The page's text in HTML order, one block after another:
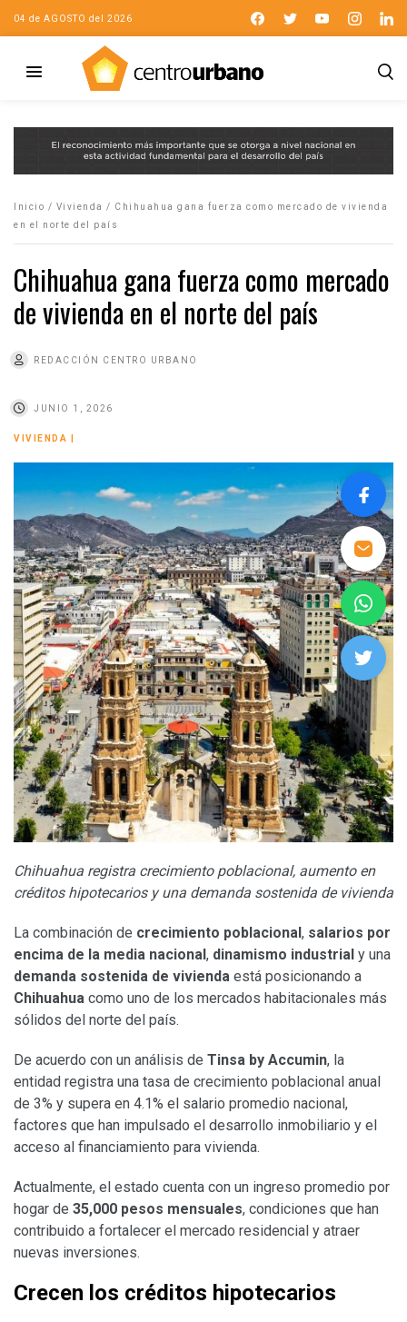
04 de AGOSTO del 2026
Inicio / Vivienda / Chihuahua gana fuerza como mercado de vivienda
en el norte del país
Chihuahua gana fuerza como mercado
de vivienda en el norte del país
REDACCIÓN CENTRO URBANO
JUNIO 1, 2026
VIVIENDA
Chihuahua registra crecimiento poblacional, aumento en
créditos hipotecarios y una demanda sostenida de vivienda
La combinación de crecimiento poblacional, salarios por
encima de la media nacional, dinamismo industrial y una
demanda sostenida de vivienda está posicionando a
Chihuahua como uno de los mercados habitacionales más
sólidos del norte del país.
De acuerdo con un análisis de Tinsa by Accumin, la
entidad registra una tasa de crecimiento poblacional anual
de 3% y supera en 4.1% el salario promedio nacional,
factores que han impulsado el desarrollo inmobiliario y el
acceso al financiamiento para vivienda.
Actualmente, el estado cuenta con un ingreso promedio por
hogar de 35,000 pesos mensuales, condiciones que han
contribuido a fortalecer el mercado residencial y atraer
nuevas inversiones.
Crecen los créditos hipotecarios